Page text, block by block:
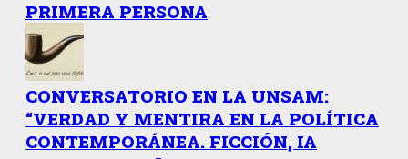
PRIMERA PERSONA
CONVERSATORIO EN LA UNSAM:
“VERDAD Y MENTIRA EN LA POLÍTICA
CONTEMPORÁNEA. FICCIÓN, IA